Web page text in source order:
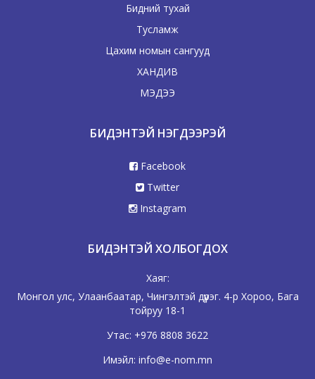
Бидний тухай
Тусламж
Цахим номын сангууд
ХАНДИВ
МЭДЭЭ
БИДЭНТЭЙ НЭГДЭЭРЭЙ
Facebook
Twitter
Instagram
БИДЭНТЭЙ ХОЛБОГДОХ
Хаяг:
Монгол улс, Улаанбаатар, Чингэлтэй дүүрэг. 4-р Хороо, Бага
тойруу 18-1
Утас: +976 8808 3622
Имэйл: info@e-nom.mn